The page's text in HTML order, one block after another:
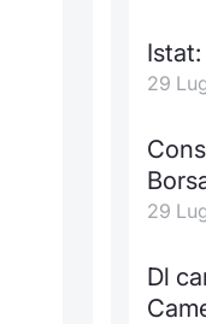
29
29
Dl